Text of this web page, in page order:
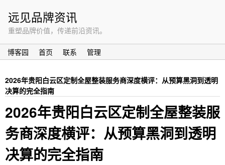
远见品牌资讯
重塑品牌价值，传递前沿资讯。
博客园 首页 联系 管理
2026年贵阳白云区定制全屋整装服务商深度横评：从预算黑洞到透明
决算的完全指南
2026年贵阳白云区定制全屋整装服
务商深度横评：从预算黑洞到透明
决算的完全指南